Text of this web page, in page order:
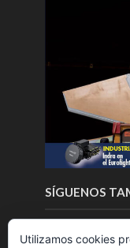
SÍGUENOS
Utilizamos cookies